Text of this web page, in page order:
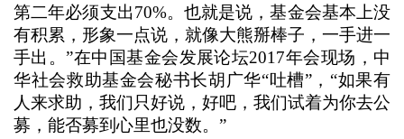
第二年必须支出70%。也就是说，基金会基本上没
有积累，形象一点说，就像大熊掰棒子，一手进一
手出。”在中国基金会发展论坛2017年会现场，中
华社会救助基金会秘书长胡广华“吐槽”，“如果有
人来求助，我们只好说，好吧，我们试着为你去公
募，能否募到心里也没数。”